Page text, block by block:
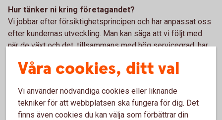
Hur tänker ni kring företagandet?
Vi jobbar efter försiktighetsprincipen och har anpassat oss
efter kundernas utveckling. Man kan säga att vi följt med
när de växt och det, tillsammans med hög servicegrad, har
Vissa ända sedan 60-talet.
Tack Sanfridssons Åkeri för ert viktiga arbete. Vi gillar hur ni
bygger ert företag så långsiktigt. Tillsammans är vi starka
och får vårt område att växa och må bra.
Våra cookies, ditt val
Vi använder nödvändiga cookies eller liknande
tekniker för att webbplatsen ska fungera för dig. Det
finns även cookies du kan välja som förbättrar din